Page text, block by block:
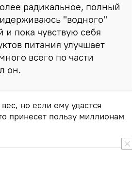
радикальное, полный
"водного"
пока чувствую себя
питания улучшает
всего по части
он.
но если ему удастся
принесет пользу миллионам